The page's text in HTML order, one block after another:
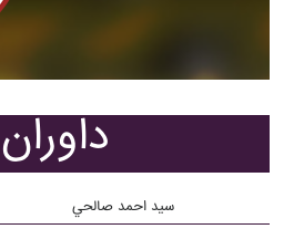
داوران
سيد احمد صالحي